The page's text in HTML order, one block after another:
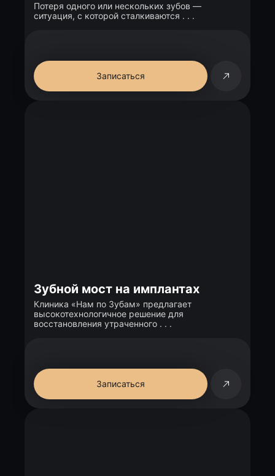
Потеря одного или нескольких зубов —
ситуация, с которой сталкиваются . . .
Записаться
Зубной мост на имплантах
Клиника «Нам по Зубам» предлагает
высокотехнологичное решение для
восстановления утраченного . . .
Записаться